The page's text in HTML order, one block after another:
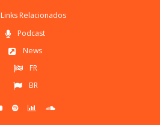
Links Relacionados
Podcast
News
FR
BR